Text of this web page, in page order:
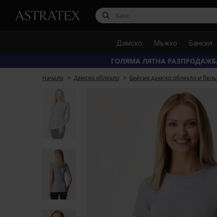
Дамско Мъжко Бански
ГОЛЯМА ЛЯТНА
Начало Дамско облекло Бейсик дамско облекло и